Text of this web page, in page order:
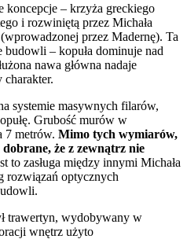
koncepcje – krzyża greckiego
i rozwiniętą przez Michała
przez Madernę). Ta
– kopuła dominuje nad
nawa główna nadaje
systemie masywnych filarów,
Grubość murów w
7 metrów. Mimo tych wymiarów,
że z zewnątrz nie
to zasługa między innymi Michała
rozwiązań optycznych
trawertyn, wydobywany w
wnętrz użyto